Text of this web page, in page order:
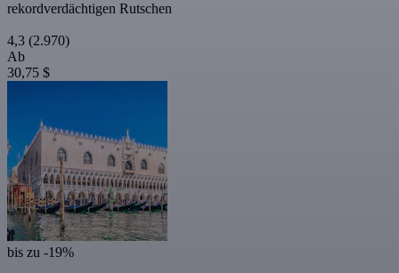
rekordverdächtigen Rutschen
4,3 (2.970)
Ab
30,75 $
bis zu -19%